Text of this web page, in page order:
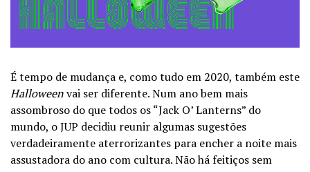
É tempo de mudança e, como tudo em 2020, também este
Halloweenvai ser diferente. Num ano bem mais
assombroso do que todos os “Jack O’ Lanterns” do
mundo, o JUP decidiu reunir algumas sugestões
verdadeiramente aterrorizantes para encher a noite mais
assustadora do ano com cultura. Não há feitiços sem